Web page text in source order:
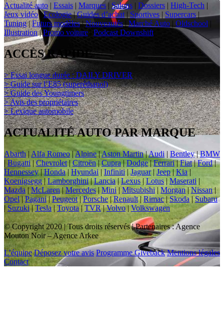
Actualité auto | Essais | Marques |Salons | Dossiers | High-Tech |
Jeux vidéo|Ecologie|Guides d’achat | Sportives | Supercars |
Tuning|Futurs modèles|Nouveautés|Marché Auto | Oldschool |
Illustration|Promo voiture Podcast Downshift
ACCÈS RAPIDE
> Essai longue durée : DAILY DRIVER
> Guide sur l’E85 (superéthanol)
> Guide des Youngtimers
> Avis des propriétaires
> Lexique automobile
ACTUALITÉ AUTO PAR MARQUE
Abarth | Alfa Romeo|Alpine|Aston Martin|Audi | Bentley|BMW
| Bugatti|Chevrolet|Citroën |Cupra|Dodge|Ferrari|Fiat|Ford|
Hennessey|Honda| Hyundai | Infiniti |Jaguar| Jeep|Kia |
Koenigsegg|Lamborghini|Lancia|Lexus | Lotus| Maserati |
Mazda |McLaren|Mercedes | Mini | Mitsubishi | Morgan|Nissan|
Opel | Pagani|Peugeot|Porsche|Renault| Rimac|Skoda | Subaru
| Suzuki|Tesla| Toyota | TVR|Volvo| Volkswagen
© Copyright 2020 | Tous droits réservés | Partenaires : Agence
Mouton Noir – Agence Arkee
L’équipe Déposez votre avis Programme Giveback Mentions légales
Contact